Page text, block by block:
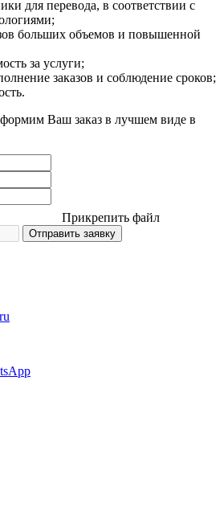
для перевода, в соответствии с
больших объемов и повышенной
за услуги;
заказов и соблюдение сроков;
Ваш заказ в лучшем виде в
Прикрепить файл